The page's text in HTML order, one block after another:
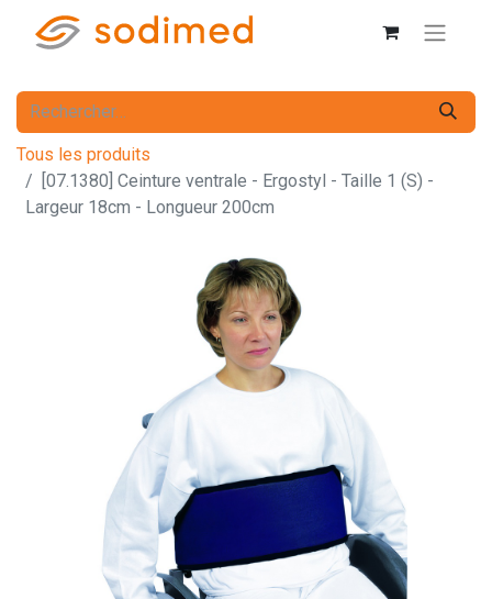
Tous les produits
[07.1380] Ceinture ventrale - Ergostyl - Taille 1 (S) -
Largeur 18cm - Longueur 200cm